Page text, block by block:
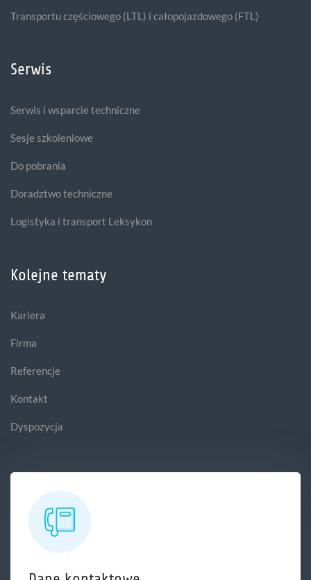
Transportu częściowego (LTL) i całopojazdowego (FTL)
Serwis
Serwis i wsparcie techniczne
Sesje szkoleniowe
Do pobrania
Doradztwo techniczne
Logistyka i transport Leksykon
Kolejne tematy
Kariera
Firma
Referencje
Kontakt
Dyspozycja